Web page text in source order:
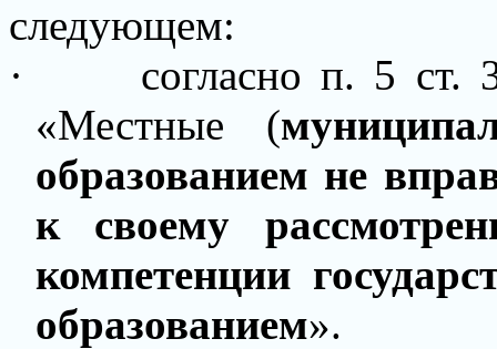
следующем:
·
согласно п. 5 ст.
«Местные (
образованием не
к своему
компетенции
образованием».